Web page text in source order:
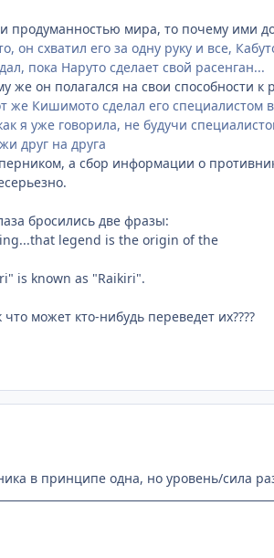
продуманностью мира, то почему ими
он схватил его за одну руку и все,
пока Наруто сделает свой расенган...
же он полагался на свои способности
же Кишимото сделал его
я уже говорила, не будучи
друг на друга
а сбор информации о
бросились две фразы:
legend is the origin of the
is known as "Raikiri".
может кто-нибудь переведет их????
в принципе одна, но уровень/сила